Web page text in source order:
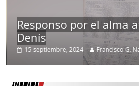
el alma atormentada de
Francisco G. Navarro 0